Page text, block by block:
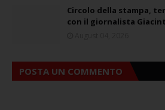
Circolo della stampa,
con il giornalista
POSTA UN COMMENTO